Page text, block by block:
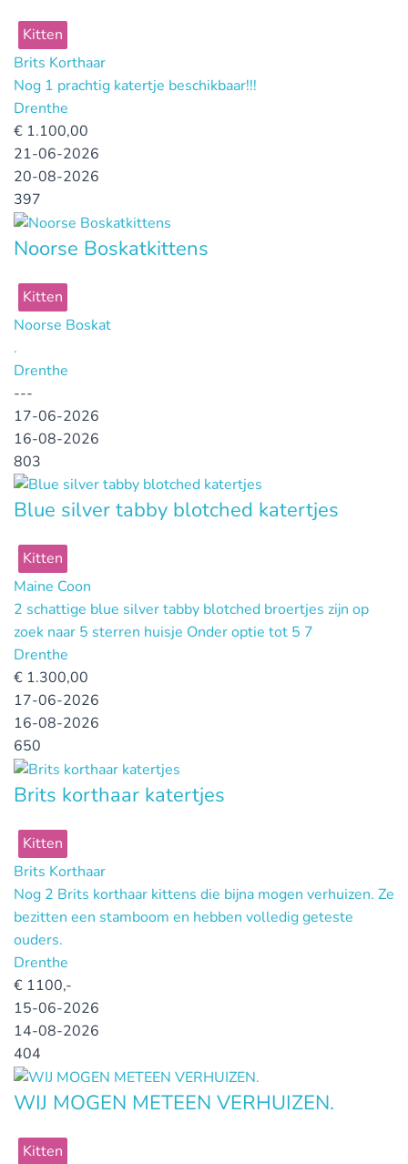
Kitten
Brits Korthaar
Nog 1 prachtig katertje beschikbaar!!!
Drenthe
€ 1.100,00
21-06-2026
20-08-2026
397
Noorse Boskatkittens
Kitten
Noorse Boskat
.
Drenthe
---
17-06-2026
16-08-2026
803
Blue silver tabby blotched katertjes
Kitten
Maine Coon
2 schattige blue silver tabby blotched broertjes zijn op
zoek naar 5 sterren huisje Onder optie tot 5 7
Drenthe
€ 1.300,00
17-06-2026
16-08-2026
650
Brits korthaar katertjes
Kitten
Brits Korthaar
Nog 2 Brits korthaar kittens die bijna mogen verhuizen. Ze
bezitten een stamboom en hebben volledig geteste
ouders.
Drenthe
€ 1100,-
15-06-2026
14-08-2026
404
WIJ MOGEN METEEN VERHUIZEN.
Kitten